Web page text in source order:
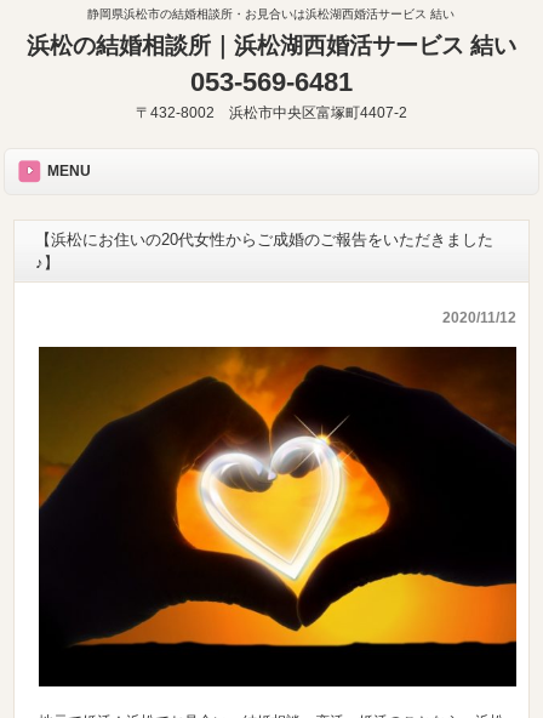
静岡県浜松市の結婚相談所・お見合いは浜松湖西婚活サービス 結い
浜松の結婚相談所｜浜松湖西婚活サービス 結い
053-569-6481
〒432-8002 浜松市中央区富塚町4407-2
MENU
【浜松にお住いの20代女性からご成婚のご報告をいただきました
♪】
2020/11/12